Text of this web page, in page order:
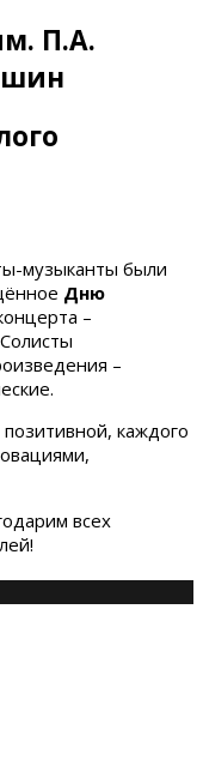
П.А.
музыканты были
Дню
–
–
каждого
всех